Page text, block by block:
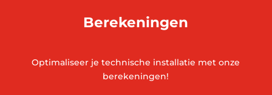
Berekeningen
Optimaliseer je technische installatie met onze
berekeningen!